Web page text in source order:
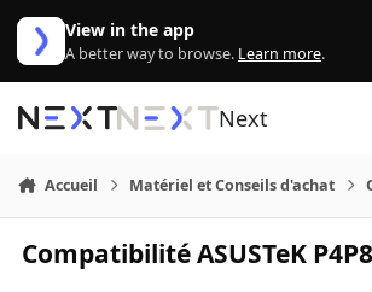
Aller au contenu
View in the app
A better way to browse. Learn more.
Next
Accueil Matériel et Conseils d'achat
Compatibilité ASUSTeK